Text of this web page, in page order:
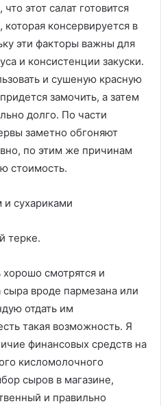
этот салат готовится
консервируется в
эти факторы важны для
и консистенции закуски.
и сушеную красную
замочить, а затем
долго. По части
заметно обгоняют
по этим же причинам
стоимость.
терке.
смотрятся и
вроде пармезана или
отдать им
такая возможность. Я
финансовых средств на
кисломолочного
сыров в магазине,
и правильно